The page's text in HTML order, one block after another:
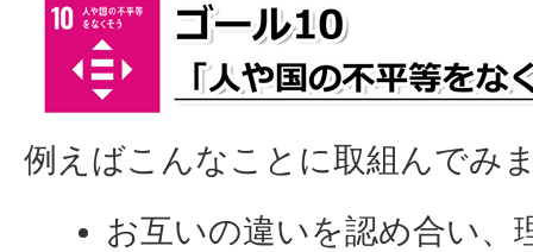
例えばこんなことに取組んでみ
お互いの違いを認め合い、